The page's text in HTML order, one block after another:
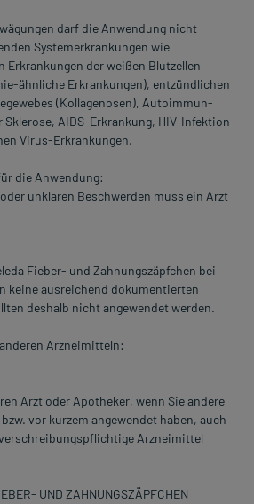
darf die Anwendung nicht
Systemerkrankungen wie
Erkrankungen der weißen Blutzellen
ähnliche Erkrankungen), entzündlichen
(Kollagenosen), Autoimmun-
Sklerose, AIDS-Erkrankung, HIV-Infektion
Virus-Erkrankungen.
die Anwendung:
unklaren Beschwerden muss ein Arzt
Fieber- und Zahnungszäpfchen bei
keine ausreichend dokumentierten
deshalb nicht angewendet werden.
Arzneimitteln:
Arzt oder Apotheker, wenn Sie andere
vor kurzem angewendet haben, auch
Arzneimittel
UND ZAHNUNGSZÄPFCHEN